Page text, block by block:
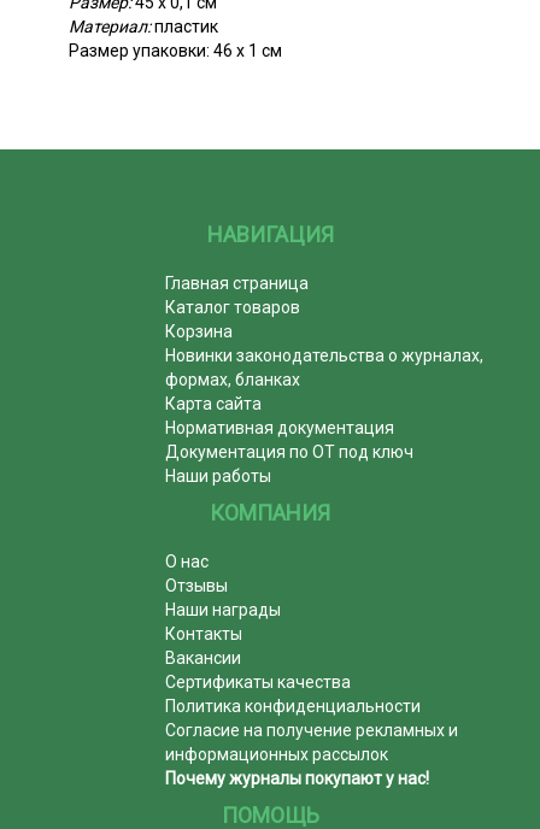
Материал:пластик
Размер упаковки: 46 х 1 см
НАВИГАЦИЯ
Главная страница
Каталог товаров
Корзина
Новинки законодательства о журналах,
формах, бланках
Карта сайта
Нормативная документация
Документация по ОТ под ключ
Наши работы
КОМПАНИЯ
О нас
Отзывы
Наши награды
Контакты
Вакансии
Сертификаты качества
Политика конфиденциальности
Согласие на получение рекламных и
информационных рассылок
Почему журналы покупают у нас!
ПОМОЩЬ